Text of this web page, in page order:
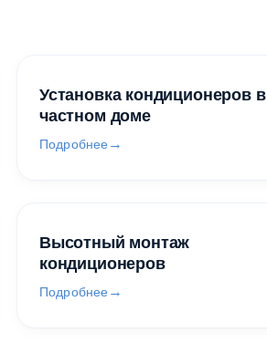
Установка кондиционеров в
частном доме
Подробнее
Высотный монтаж
кондиционеров
Подробнее